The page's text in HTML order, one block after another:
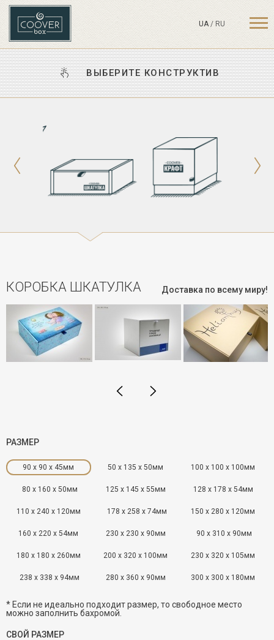
UA / RU
ВЫБЕРИТЕ КОНСТРУКТИВ
КОРОБКА ШКАТУЛКА Доставка по всему миру!
РАЗМЕР
90 x 90 x 45мм 50 x 135 x 50мм 100 x 100 x 100мм
80 x 160 x 50мм 125 x 145 x 55мм 128 x 178 x 54мм
110 x 240 x 120мм 178 x 258 x 74мм 150 x 280 x 120мм
160 x 220 x 54мм 230 x 230 x 90мм 90 x 310 x 90мм
180 x 180 x 260мм 200 x 320 x 100мм 230 x 320 x 105мм
238 x 338 x 94мм 280 x 360 x 90мм 300 x 300 x 180мм
* Если не идеально подходит размер, то свободное место
можно заполнить бахромой.
СВОЙ РАЗМЕР